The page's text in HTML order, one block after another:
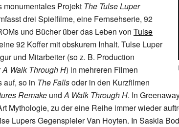
monumentales Projekt The Tulse Luper
drei Spielfilme, eine Fernsehserie, 92
und Bücher über das Leben von Tulse
92 Koffer mit obskurem Inhalt. Tulse Luper
und Mitarbeiter (so z. B. Production
A Walk Through H) in mehreren Filmen
auf, so in The Fallsoder in den Kurzfilmen
Remake undA Walk Through H. In
Mythologie, zu der eine Reihe immer wieder
Lupers Gegenspieler Van Hoyten. In Saskia